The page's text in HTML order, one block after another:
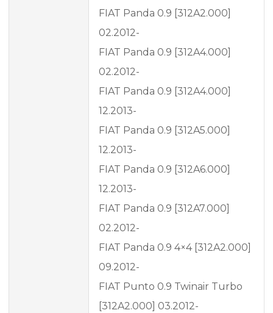
FIAT Panda 0.9 [312A2.000]
02.2012-
FIAT Panda 0.9 [312A4.000]
02.2012-
FIAT Panda 0.9 [312A4.000]
12.2013-
FIAT Panda 0.9 [312A5.000]
12.2013-
FIAT Panda 0.9 [312A6.000]
12.2013-
FIAT Panda 0.9 [312A7.000]
02.2012-
FIAT Panda 0.9 4×4 [312A2.000]
09.2012-
FIAT Punto 0.9 Twinair Turbo
[312A2.000] 03.2012-